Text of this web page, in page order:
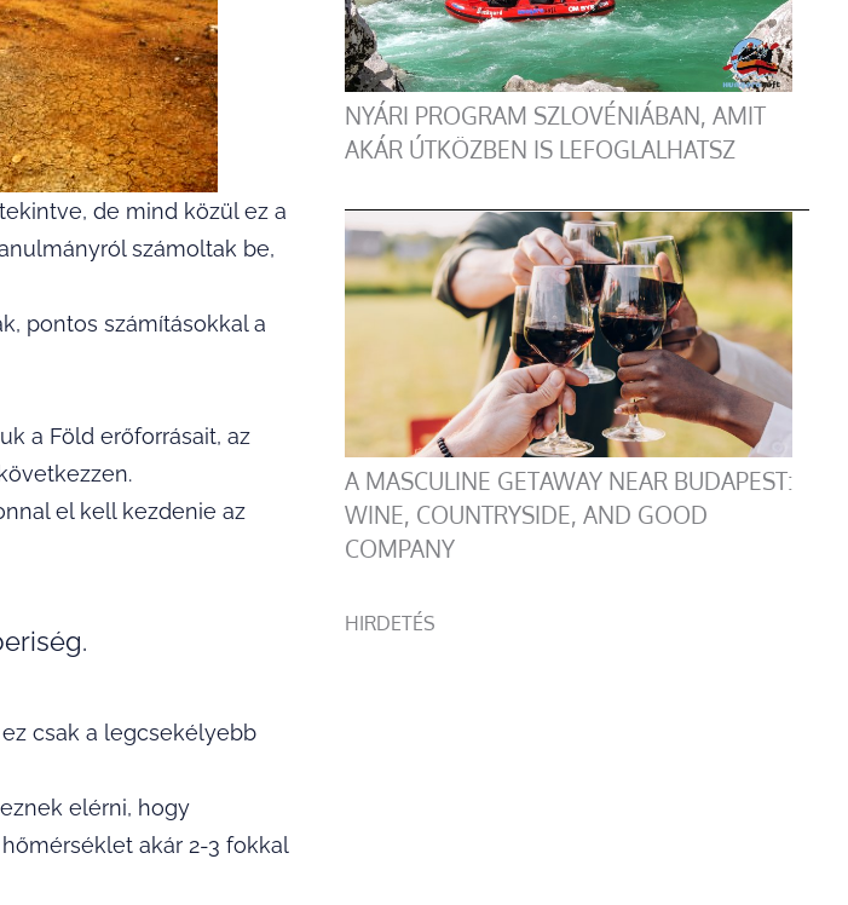
de mind közül ez a
számoltak be,
pontos számításokkal a
a Föld erőforrásait, az
el kell kezdenie az
csak a legcsekélyebb
elérni, hogy
akár 2-3 fokkal
NYÁRI PROGRAM SZLOVÉNIÁBAN, AMIT
AKÁR ÚTKÖZBEN IS LEFOGLALHATSZ
A MASCULINE GETAWAY NEAR BUDAPEST:
WINE, COUNTRYSIDE, AND GOOD
COMPANY
HIRDETÉS